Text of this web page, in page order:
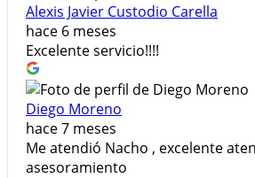
Alexis Javier Custodio Carella
hace 6 meses
Excelente servicio!!!!
Diego Moreno
hace 7 meses
Me atendió Nacho , excelente
asesoramiento